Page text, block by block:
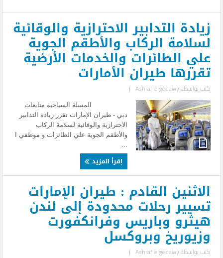
زيادة التدابير الاحترازية والوقائية
لسلامة الركاب والأطقم الجوية
علي الطائرات والخدمات الأرضية
تقررها طيران الأمارات
كتب بواسطةAshraf elgedawy
|
المسلة السياحية متابعات
دبي - طيران الإمارات تقرر زيادة التدابير
الاحترازية والوقائية لسلامة الركاب
والأطقم الجوية علي الطائرات و موظفي ا
إقرأ المزيد
الاثنين القادم : طيران الإمارات
تسيير رحلات محدودة إلى لندن
هيثرو وباريس وفرانكفورت
وزيوريخ وبروكسل
كتب بواسطةAshraf elgedawy
|